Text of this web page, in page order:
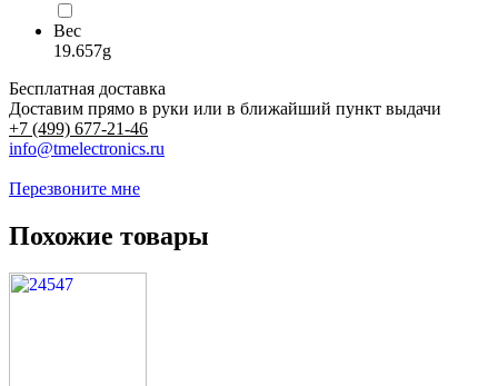
Вес
19.657g
Бесплатная доставка
Доставим прямо в руки или в ближайший пункт выдачи
+7 (499) 677-21-46
info@tmelectronics.ru
Перезвоните мне
Похожие товары